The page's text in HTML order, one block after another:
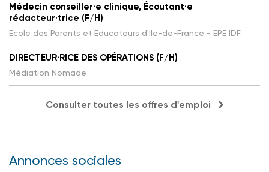
Médecin conseiller·e clinique, Écoutant·e
rédacteur·trice (F/H)
Ecole des Parents et Educateurs d'Ile-de-France - EPE IDF
DIRECTEUR·RICE DES OPÉRATIONS (F/H)
Médiation Nomade
Consulter toutes les offres d'emploi
Annonces sociales